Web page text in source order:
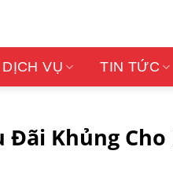
DỊCH VỤ TIN TỨC
Khủng Cho